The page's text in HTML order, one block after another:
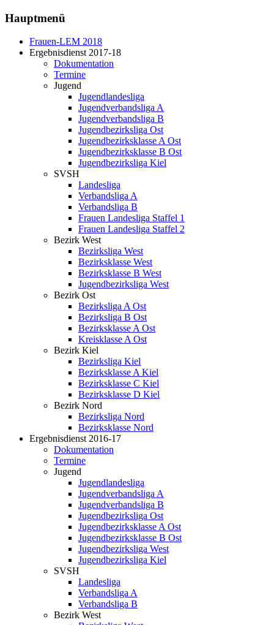
Hauptmenü
Frauen-LEM 2018
Ergebnisdienst 2017-18
Dokumentation
Termine
Jugend
Jugendlandesliga
Jugendverbandsliga A
Jugendverbandsliga B
Jugendbezirksliga Ost
Jugendbezirksklasse A Ost
Jugendbezirksklasse B Ost
Jugendbezirksliga Kiel
SVSH
Landesliga
Verbandsliga A
Verbandsliga B
Frauen Landesliga Staffel 1
Frauen Landesliga Staffel 2
Bezirk West
Bezirksliga West
Bezirksklasse West
Bezirksklasse B West
Jugendbezirksliga West
Bezirk Ost
Bezirksliga A Ost
Bezirksliga B Ost
Bezirksklasse A Ost
Kreisklasse A Ost
Bezirk Kiel
Bezirksliga Kiel
Bezirksklasse A Kiel
Bezirksklasse C Kiel
Bezirksklasse D Kiel
Bezirk Nord
Bezirksliga Nord
Bezirksklasse Nord
Ergebnisdienst 2016-17
Dokumentation
Termine
Jugend
Jugendlandesliga
Jugendverbandsliga A
Jugendverbandsliga B
Jugendbezirksliga Ost
Jugendbezirksklasse A Ost
Jugendbezirksklasse B Ost
Jugendbezirksliga West
Jugendbezirksliga Kiel
SVSH
Landesliga
Verbandsliga A
Verbandsliga B
Bezirk West